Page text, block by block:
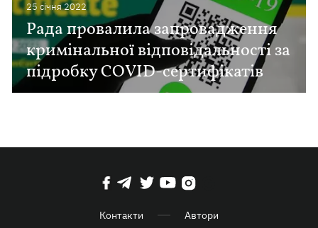
25 сiчня 2022
Рада провалила запровадження
кримінальної відповідальності за
підробку COVID-сертифікатів
Контакти Автори